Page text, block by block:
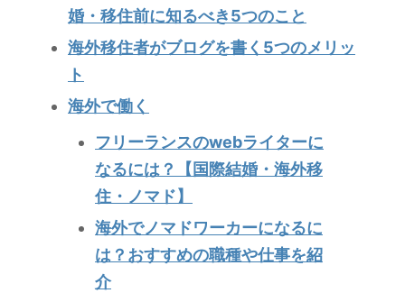
婚・移住前に知るべき5つのこと
海外移住者がブログを書く5つのメリッ
ト
海外で働く
フリーランスのwebライターに
なるには？【国際結婚・海外移
住・ノマド】
海外でノマドワーカーになるに
は？おすすめの職種や仕事を紹
介